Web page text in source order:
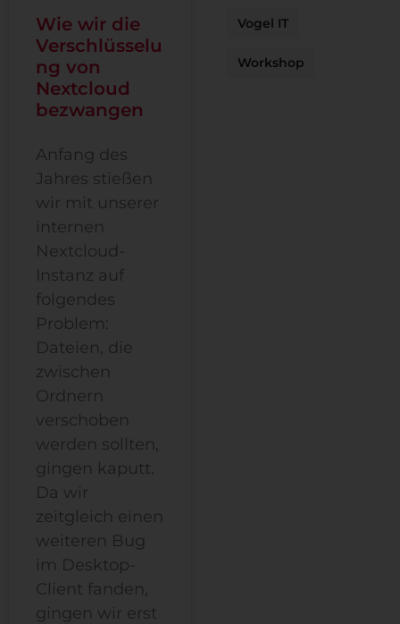
Wie wir die
Verschlüsselu
ng von
Nextcloud
bezwangen
Anfang des
Jahres stießen
wir mit unserer
internen
Nextcloud-
Instanz auf
folgendes
Problem:
Dateien, die
zwischen
Ordnern
verschoben
werden sollten,
gingen kaputt.
Da wir
zeitgleich einen
weiteren Bug
im Desktop-
Client fanden,
gingen wir erst
Vogel IT
Workshop